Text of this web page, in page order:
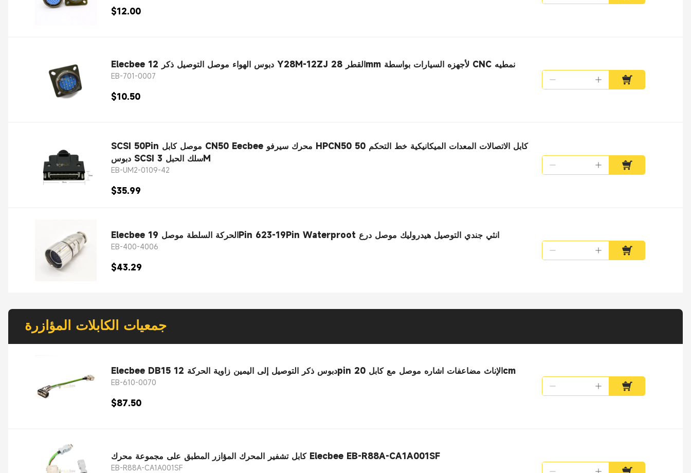
$12.00
Elecbee 12 دبوس الهواء موصل التوصيل ذكر Y28M-12ZJ القطر 28mm لأجهزه السيارات بواسطة CNC نمطيه
EB-701-0007
$10.50
SCSI 50Pin موصل كابل CN50 Eecbee محرك سيرفو HPCN50 كابل الاتصالات المعدات الميكانيكية خط التحكم 50
دبوس SCSI سلك الحبل 3M
EB-UM2-0109-42
$35.99
Elecbee الحركة السلطة موصل 19Pin 623-19Pin Waterproot انثي جندي التوصيل هيدروليك موصل درع
EB-400-4006
$43.29
جمعيات الكابلات المؤازرة
Elecbee DB15 دبوس ذكر التوصيل إلى اليمين زاوية الحركة 12pin الإناث مضاعفات اشاره موصل مع كابل 20cm
EB-610-0070
$87.50
كابل تشفير المحرك المؤازر المطبق على مجموعة محرك Elecbee EB-R88A-CA1A001SF
EB-R88A-CA1A001SF